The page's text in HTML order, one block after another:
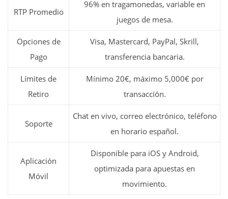
RTP Promedio
96% en tragamonedas, variable en
juegos de mesa.
Opciones de
Pago
Visa, Mastercard, PayPal, Skrill,
transferencia bancaria.
Límites de
Retiro
Mínimo 20€, máximo 5,000€ por
transacción.
Soporte
Chat en vivo, correo electrónico, teléfono
en horario español.
Aplicación
Móvil
Disponible para iOS y Android,
optimizada para apuestas en
movimiento.